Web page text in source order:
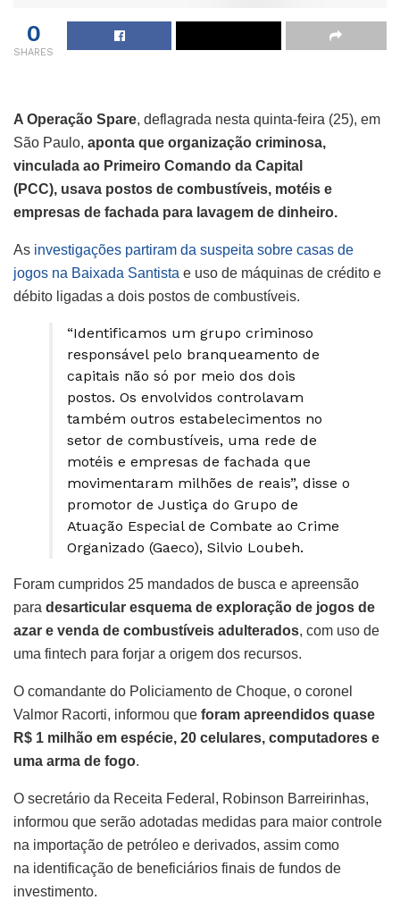
0
SHARES
A Operação Spare, deflagrada nesta quinta-feira (25), em
São Paulo, aponta que organização criminosa,
vinculada ao Primeiro Comando da Capital
(PCC), usava postos de combustíveis, motéis e
empresas de fachada para lavagem de dinheiro.
As investigações partiram da suspeita sobre casas de
jogos na Baixada Santista e uso de máquinas de crédito e
débito ligadas a dois postos de combustíveis.
“Identificamos um grupo criminoso
responsável pelo branqueamento de
capitais não só por meio dos dois
postos. Os envolvidos controlavam
também outros estabelecimentos no
setor de combustíveis, uma rede de
motéis e empresas de fachada que
movimentaram milhões de reais”, disse o
promotor de Justiça do Grupo de
Atuação Especial de Combate ao Crime
Organizado (Gaeco), Silvio Loubeh.
Foram cumpridos 25 mandados de busca e apreensão
para desarticular esquema de exploração de jogos de
azar e venda de combustíveis adulterados, com uso de
uma fintech para forjar a origem dos recursos.
O comandante do Policiamento de Choque, o coronel
Valmor Racorti, informou que foram apreendidos quase
R$ 1 milhão em espécie, 20 celulares, computadores e
uma arma de fogo.
O secretário da Receita Federal, Robinson Barreirinhas,
informou que serão adotadas medidas para maior controle
na importação de petróleo e derivados, assim como
na identificação de beneficiários finais de fundos de
investimento.